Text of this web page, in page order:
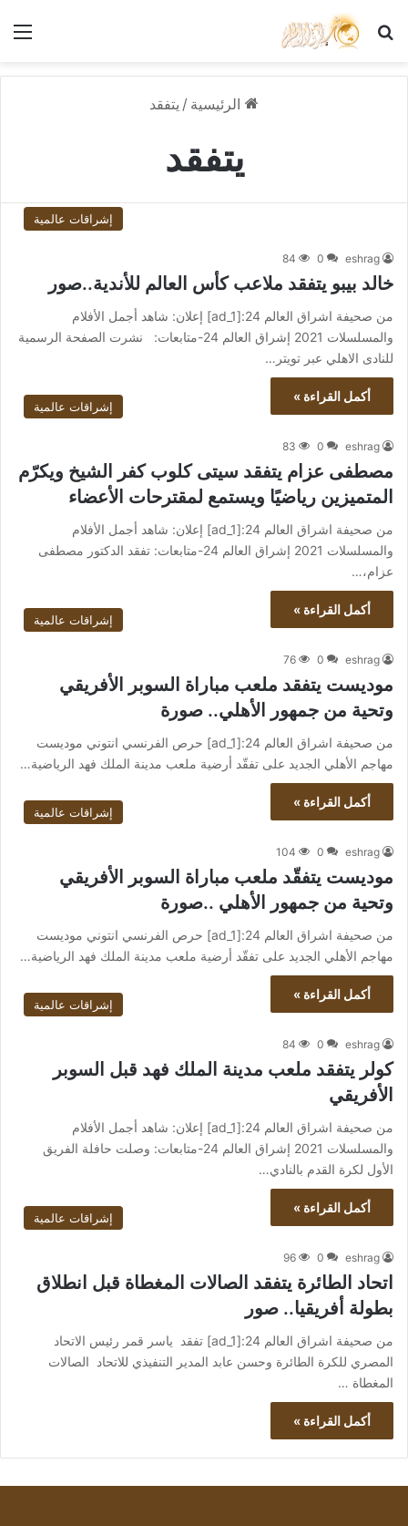
بحث عن
الرئيسية / يتفقد
يتفقد
إشراقات عالمية
eshrag
0
84
خالد بيبو يتفقد ملاعب كأس العالم للأندية..صور
من صحيفة اشراق العالم 24:[ad_1] إعلان: شاهد أجمل الأفلام
والمسلسلات 2021 إشراق العالم 24-متابعات: نشرت الصفحة الرسمية
للنادى الاهلي عبر تويتر…
أكمل القراءة »
إشراقات عالمية
eshrag
0
83
مصطفى عزام يتفقد سيتى كلوب كفر الشيخ ويكرّم
المتميزين رياضيًا ويستمع لمقترحات الأعضاء
من صحيفة اشراق العالم 24:[ad_1] إعلان: شاهد أجمل الأفلام
والمسلسلات 2021 إشراق العالم 24-متابعات: تفقد الدكتور مصطفى
عزام،…
أكمل القراءة »
إشراقات عالمية
eshrag
0
76
موديست يتفقد ملعب مباراة السوبر الأفريقي
وتحية من جمهور الأهلي.. صورة
من صحيفة اشراق العالم 24:[ad_1] حرص الفرنسي انتوني موديست
مهاجم الأهلي الجديد على تفقّد أرضية ملعب مدينة الملك فهد الرياضية…
أكمل القراءة »
إشراقات عالمية
eshrag
0
104
موديست يتفقّد ملعب مباراة السوبر الأفريقي
وتحية من جمهور الأهلي ..صورة
من صحيفة اشراق العالم 24:[ad_1] حرص الفرنسي انتوني موديست
مهاجم الأهلي الجديد على تفقّد أرضية ملعب مدينة الملك فهد الرياضية…
أكمل القراءة »
إشراقات عالمية
eshrag
0
84
كولر يتفقد ملعب مدينة الملك فهد قبل السوبر
الأفريقي
من صحيفة اشراق العالم 24:[ad_1] إعلان: شاهد أجمل الأفلام
والمسلسلات 2021 إشراق العالم 24-متابعات: وصلت حافلة الفريق
الأول لكرة القدم بالنادي…
أكمل القراءة »
إشراقات عالمية
eshrag
0
96
اتحاد الطائرة يتفقد الصالات المغطاة قبل انطلاق
بطولة أفريقيا.. صور
من صحيفة اشراق العالم 24:[ad_1] تفقد ياسر قمر رئيس الاتحاد
المصري للكرة الطائرة وحسن عابد المدير التنفيذي للاتحاد الصالات
المغطاة …
أكمل القراءة »